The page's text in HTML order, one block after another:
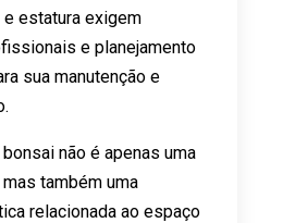
e estatura exigem
e planejamento
sua manutenção e
não é apenas uma
também uma
relacionada ao espaço